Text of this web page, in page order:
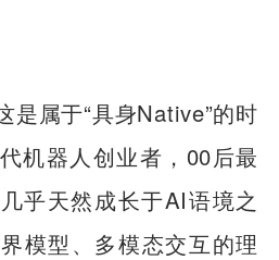
是属于“具身Native”的时
机器人创业者，00后最
乎天然成长于AI语境之
模型、多模态交互的理